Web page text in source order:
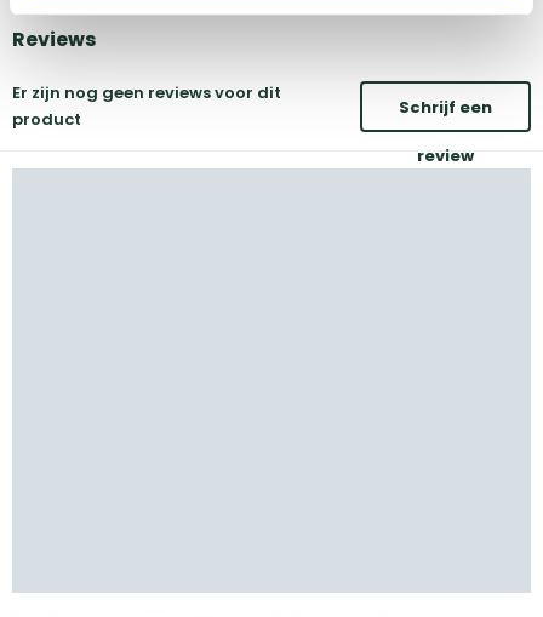
Reviews
Er zijn nog geen reviews voor dit
product
Schrijf een
review